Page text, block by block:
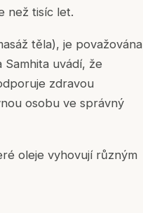
než tisíc let.
těla), je považována
uvádí, že
zdravou
osobu ve správný
oleje vyhovují různým